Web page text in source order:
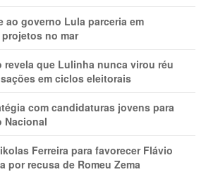
ao governo Lula parceria em
no mar
revela que Lulinha nunca virou réu
em ciclos eleitorais
com candidaturas jovens para
Nacional
Ferreira para favorecer Flávio
por recusa de Romeu Zema